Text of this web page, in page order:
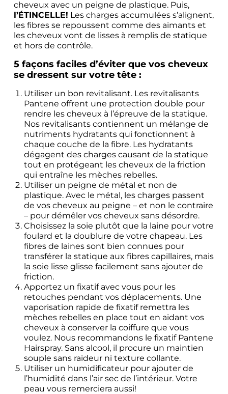
l’ÉTINCELLE! Les charges accumulées s’alignent,
les fibres se repoussent comme des aimants et
les cheveux vont de lisses à remplis de statique
et hors de contrôle.
5 façons faciles d’éviter que vos cheveux
se dressent sur votre tête :
Utiliser un bon revitalisant. Les revitalisants
Pantene offrent une protection double pour
rendre les cheveux à l’épreuve de la statique.
Nos revitalisants contiennent un mélange de
nutriments hydratants qui fonctionnent à
chaque couche de la fibre. Les hydratants
dégagent des charges causant de la statique
tout en protégeant les cheveux de la friction
qui entraîne les mèches rebelles.
Utiliser un peigne de métal et non de
plastique. Avec le métal, les charges passent
de vos cheveux au peigne – et non le contraire
– pour démêler vos cheveux sans désordre.
Choisissez la soie plutôt que la laine pour votre
foulard et la doublure de votre chapeau. Les
fibres de laines sont bien connues pour
transférer la statique aux fibres capillaires, mais
la soie lisse glisse facilement sans ajouter de
friction.
Apportez un fixatif avec vous pour les
retouches pendant vos déplacements. Une
vaporisation rapide de fixatif remettra les
mèches rebelles en place tout en aidant vos
cheveux à conserver la coiffure que vous
voulez. Nous recommandons le fixatif Pantene
Hairspray. Sans alcool, il procure un maintien
souple sans raideur ni texture collante.
Utiliser un humidificateur pour ajouter de
l’humidité dans l’air sec de l’intérieur. Votre
peau vous remerciera aussi!